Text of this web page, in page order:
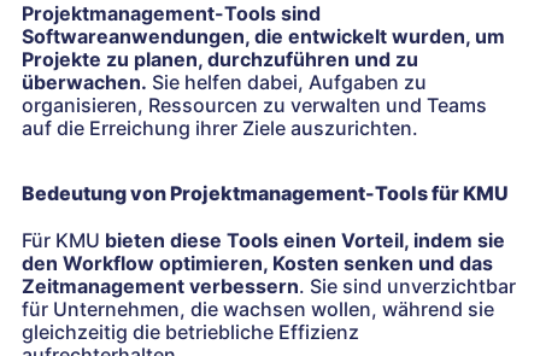
Projektmanagement-Tools sind
Softwareanwendungen, die entwickelt wurden, um
Projekte zu planen, durchzuführen und zu
überwachen. Sie helfen dabei, Aufgaben zu
organisieren, Ressourcen zu verwalten und Teams
auf die Erreichung ihrer Ziele auszurichten.
Bedeutung von Projektmanagement-Tools für KMU
Für KMU bieten diese Tools einen Vorteil, indem sie
den Workflow optimieren, Kosten senken und das
Zeitmanagement verbessern. Sie sind unverzichtbar
für Unternehmen, die wachsen wollen, während sie
gleichzeitig die betriebliche Effizienz